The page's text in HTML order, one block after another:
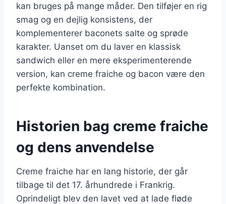
kan bruges på mange måder. Den tilføjer en rig
smag og en dejlig konsistens, der
komplementerer baconets salte og sprøde
karakter. Uanset om du laver en klassisk
sandwich eller en mere eksperimenterende
version, kan creme fraiche og bacon være den
perfekte kombination.
Historien bag creme fraiche
og dens anvendelse
Creme fraiche har en lang historie, der går
tilbage til det 17. århundrede i Frankrig.
Oprindeligt blev den lavet ved at lade fløde